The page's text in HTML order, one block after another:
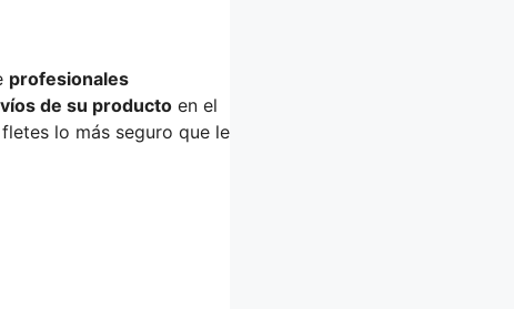
profesionales
de su producto en el
lo más seguro que le